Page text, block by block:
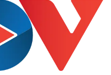
Chứng khoán
Giá cà phê